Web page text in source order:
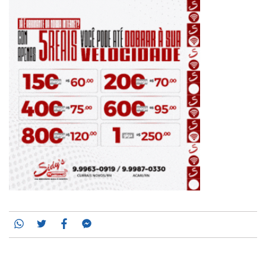
Whatsapp
TwitterFacebook